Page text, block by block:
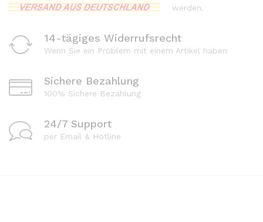
werden.
14-tägiges Widerrufsrecht
Wenn Sie ein Problem mit einem Artikel haben
Sichere Bezahlung
100% Sichere Bezahlung
24/7 Support
per Email & Hotline